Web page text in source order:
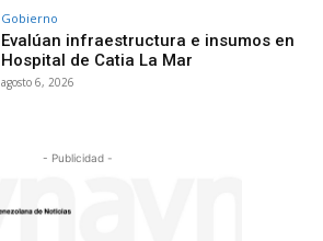
Gobierno
Evalúan infraestructura e insumos en
Hospital de Catia La Mar
agosto 6, 2026
- Publicidad -